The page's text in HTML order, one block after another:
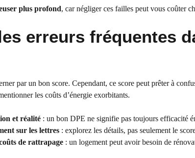
plus profond, car négliger ces failles peut vous coûter
erreurs fréquentes
par un bon score. Cependant, ce score peut prêter à
les coûts d’énergie exorbitants.
et réalité : un bon DPE ne signifie pas toujours efficacité
sur les lettres : explorez les détails, pas seulement le
de rattrapage : un logement peut avoir besoin de